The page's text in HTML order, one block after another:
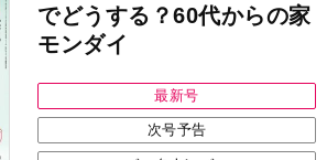
でどうする？60代からの家
モンダイ
最新号
次号予告